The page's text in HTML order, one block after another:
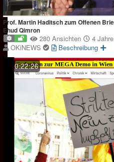
Prof. Martin Haditsch zum Offenen
Ehud Qimron
280 Ansichten
4
OKiNEWS
Beschreibung
0:22:26